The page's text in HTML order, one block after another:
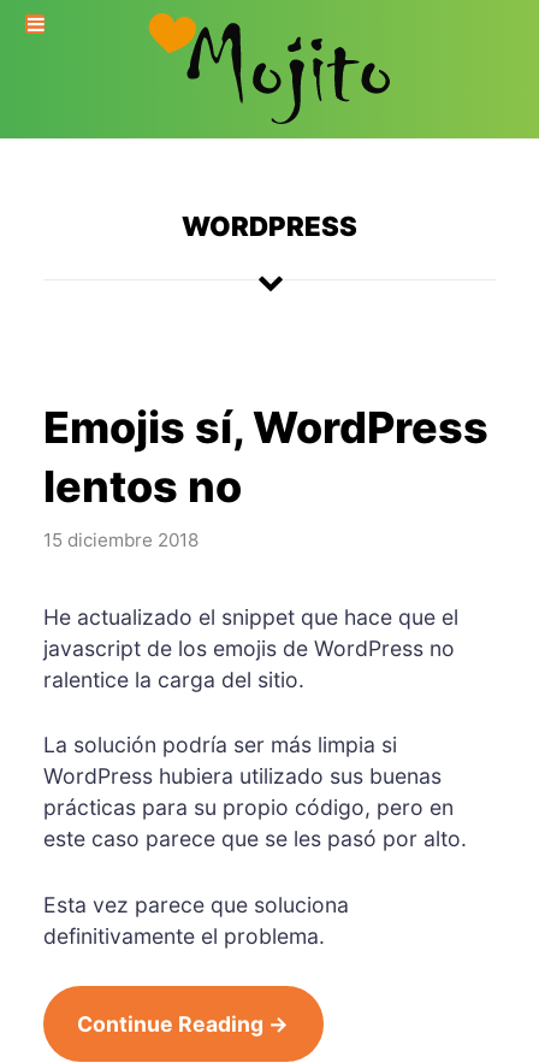
WORDPRESS
Emojis sí, WordPress
lentos no
15 diciembre 2018
He actualizado el snippet que hace que el
javascript de los emojis de WordPress no
ralentice la carga del sitio.
La solución podría ser más limpia si
WordPress hubiera utilizado sus buenas
prácticas para su propio código, pero en
este caso parece que se les pasó por alto.
Esta vez parece que soluciona
definitivamente el problema.
Continue Reading →